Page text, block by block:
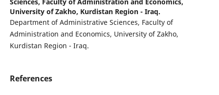
University of Zakho, Kurdistan Region - Iraq.
Department of Administrative Sciences, Faculty of
Administration and Economics, University of Zakho,
Kurdistan Region - Iraq.
References